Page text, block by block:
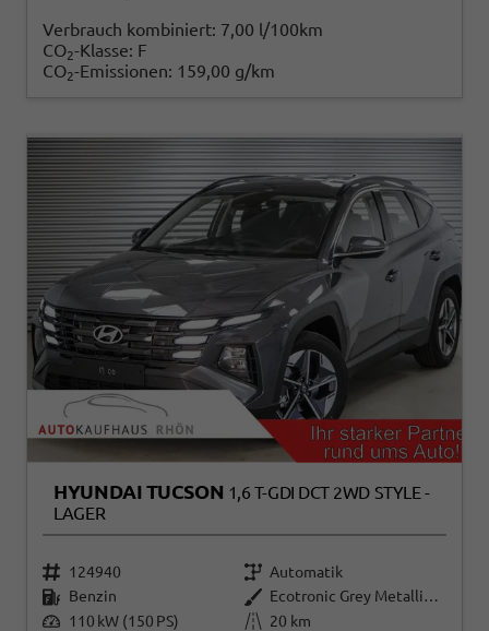
Verbrauch kombiniert: 7,00 l/100km
CO2-Klasse: F
CO2-Emissionen: 159,00 g/km
HYUNDAI TUCSON 1,6 T-GDI DCT 2WD STYLE -
LAGER
124940
Automatik
Benzin
Ecotronic Grey Metallic ()
110 kW (150 PS)
20 km